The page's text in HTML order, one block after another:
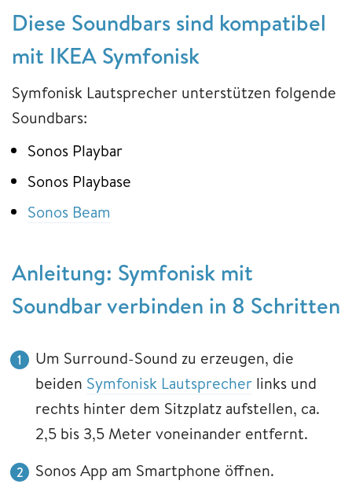
Diese Soundbars sind kompatibel
mit IKEA Symfonisk
Symfonisk Lautsprecher unterstützen folgende
Soundbars:
Sonos Playbar
Sonos Playbase
Sonos Beam
Anleitung: Symfonisk mit
Soundbar verbinden in 8 Schritten
Um Surround-Sound zu erzeugen, die
beiden Symfonisk Lautsprecher links und
rechts hinter dem Sitzplatz aufstellen, ca.
2,5 bis 3,5 Meter voneinander entfernt.
Sonos App am Smartphone öffnen.